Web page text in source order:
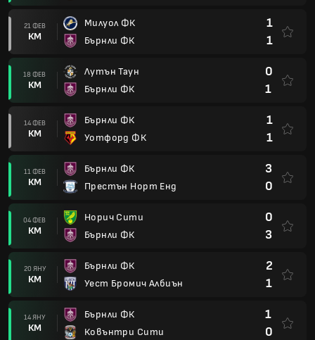
21 ФЕВ
КМ
Милуол ФК
Бърнли ФК
1
1
18 ФЕВ
КМ
Лутън Таун
Бърнли ФК
0
1
14 ФЕВ
КМ
Бърнли ФК
Уотфорд ФК
1
1
11 ФЕВ
КМ
Бърнли ФК
Престън Норт Енд
3
0
04 ФЕВ
КМ
Норич Сити
Бърнли ФК
0
3
20 ЯНУ
КМ
Бърнли ФК
Уест Бромич Албиън
2
1
14 ЯНУ
КМ
Бърнли ФК
Ковънтри Сити
1
0